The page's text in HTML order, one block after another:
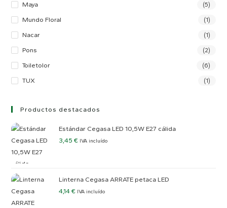
Maya (5)
Mundo Floral (1)
Nacar (1)
Pons (2)
Toiletolor (6)
TUX (1)
Productos destacados
Estándar Cegasa LED 10,5W E27 cálida
3,45€ IVA incluído
Linterna Cegasa ARRATE petaca LED
4,14€ IVA incluído